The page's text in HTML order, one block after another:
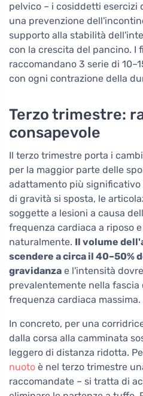
pelvico – i cosiddetti esercizi
una prevenzione
supporto alla stabilità
con la crescita del pancino. I
raccomandano 3 serie di
con ogni contrazione della
Terzo trimestre:
consapevole
Il terzo trimestre porta i
per la maggior parte delle
adattamento più
di gravità si sposta, le
soggette a lesioni a causa
frequenza cardiaca a riposo
naturalmente. Il volume
scendere a circa il 40–50%
gravidanza e l'intensità
prevalentemente nella fascia
frequenza cardiaca massima.
In concreto, per una
dalla corsa alla camminata
leggero di distanza ridotta.
nuoto è nel terzo trimestre
raccomandate – si tratta di